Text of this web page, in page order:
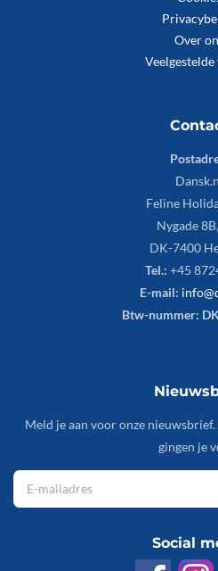
Over
Veelgestelde
Feline
Nygade
DK-7400
Tel.: +45
E-mail:
Btw-nummer:
Meld je aan voor onze
gingen je
Social